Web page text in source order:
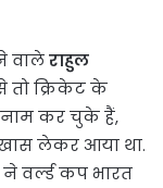
वालेराहुल
तो क्रिकेट के
नाम कर चुके हैं,
लेकर आया था.
ने वर्ल्ड कप भारत